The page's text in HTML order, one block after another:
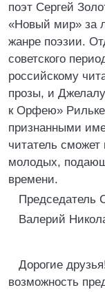
поэт Сергей
«Новый мир» за
жанре поэзии.
советского
российскому
прозы, и
к Орфею»
признанными
читатель сможет
молодых,
времени.
Председатель
Валерий
Дорогие
возможность